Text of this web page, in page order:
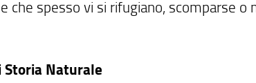
che spesso vi si rifugiano, scomparse o
Storia Naturale